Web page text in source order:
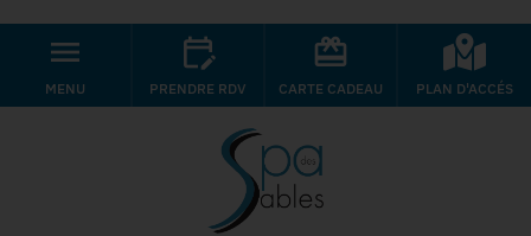
MENU PRENDRE RDV CARTE CADEAU PLAN D'ACCÉS